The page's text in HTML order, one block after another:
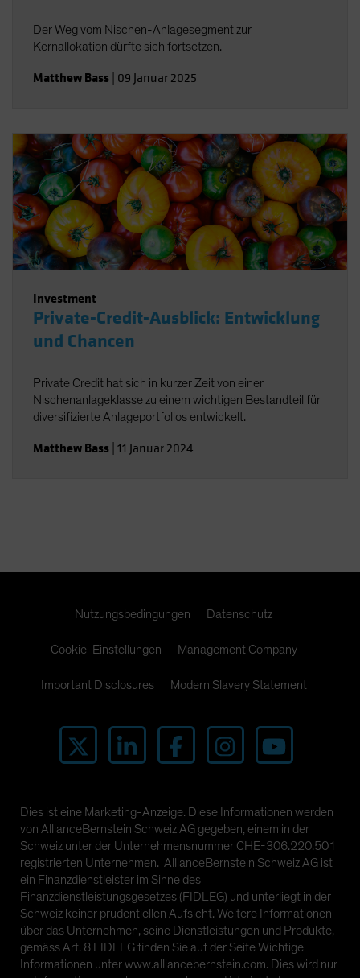
Der Weg vom Nischen-Anlagesegment zur
Kernallokation dürfte sich fortsetzen.
Matthew Bass 09 Januar 2025
Investment
Private-Credit-Ausblick: Entwicklung
und Chancen
Private Credit hat sich in kurzer Zeit von einer
Nischenanlageklasse zu einem wichtigen Bestandteil für
diversifizierte Anlageportfolios entwickelt.
Matthew Bass 11 Januar 2024
Nutzungsbedingungen Datenschutz
Cookie-Einstellungen Management Company
Important Disclosures Modern Slavery Statement
Dies ist eine Marketing-Anzeige. Diese Informationen werden
von AllianceBernstein Schweiz AG gegeben, einem in der
Schweiz unter der Unternehmensnummer CHE-306.220.501
registrierten Unternehmen. AllianceBernstein Schweiz AG ist
ein Finanzdienstleister im Sinne des
Finanzdienstleistungsgesetzes (FIDLEG) und unterliegt in der
Schweiz keiner prudentiellen Aufsicht. Weitere Informationen
über das Unternehmen, seine Dienstleistungen und Produkte,
gemäss Art. 8 FIDLEG finden Sie auf der Seite Wichtige
Informationen unter www.alliancebernstein.com. Dies wird nur